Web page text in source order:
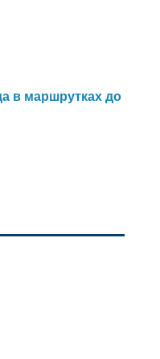
в маршрутках до